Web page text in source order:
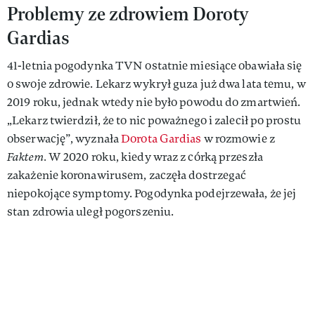
Problemy ze zdrowiem Doroty
Gardias
41-letnia pogodynka TVN ostatnie miesiące obawiała się
o swoje zdrowie. Lekarz wykrył guza już dwa lata temu, w
2019 roku, jednak wtedy nie było powodu do zmartwień.
„Lekarz twierdził, że to nic poważnego i zalecił po prostu
obserwację”, wyznałaDorota Gardias w rozmowie z
Faktem.W 2020 roku, kiedy wraz z córką przeszła
zakażenie koronawirusem, zaczęła dostrzegać
niepokojące symptomy. Pogodynka podejrzewała, że jej
stan zdrowia uległ pogorszeniu.